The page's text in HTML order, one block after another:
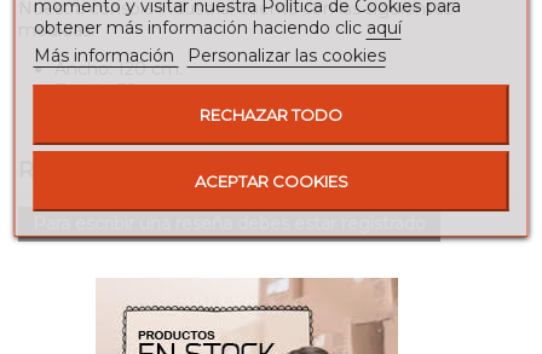
Nuestra consola industrial cuenta con las siguientes
medidas:
Ancho: 120 cm.
Fondo: 35 cm.
momento y visitar nuestra Política de Cookies para
obtener más información haciendo clic aquí
Más información
Personalizar las cookies
RECHAZAR TODO
ACEPTAR COOKIES